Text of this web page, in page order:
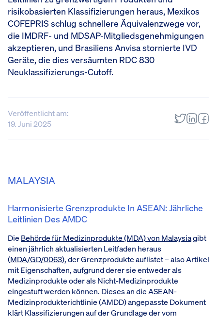
risikobasierten Klassifizierungen heraus, Mexikos
COFEPRIS schlug schnellere Äquivalenzwege vor,
die IMDRF- und MDSAP-Mitgliedsgenehmigungen
akzeptieren, und Brasiliens Anvisa stornierte IVD
Geräte, die dies versäumten RDC 830
Neuklassifizierungs-Cutoff.
Veröffentlicht am:
19. Juni 2025
MALAYSIA
Harmonisierte Grenzprodukte In ASEAN: Jährliche
Leitlinien Des AMDC
Die Behörde für Medizinprodukte (MDA) von Malaysiagibt
einen jährlich aktualisierten Leitfaden heraus
(MDA/GD/0063), der Grenzprodukte auflistet – also Artikel
mit Eigenschaften, aufgrund derer sie entweder als
Medizinprodukte oder als Nicht-Medizinprodukte
eingestuft werden können. Dieses an die ASEAN-
Medizinprodukterichtlinie (AMDD) angepasste Dokument
klärt Klassifizierungen auf der Grundlage der vom